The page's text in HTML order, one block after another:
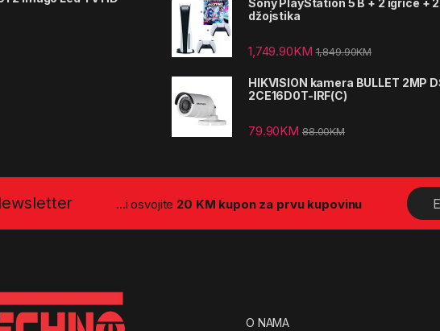
džojstika
1,749.90KM 1,849.90KM
HIKVISION kamera BULLET 2MP
2CE16D0T-IRF(C)
79.90KM 88.00KM
...i osvojite 20 KM kupon za prvu kupovinu
E
m
a
O NAMA